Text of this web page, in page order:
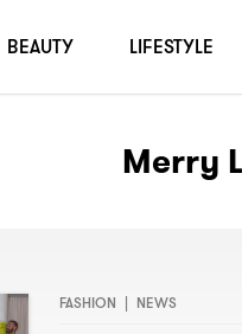
Merry
FASHION | NEWS
BEAUTY LIFESTYLE